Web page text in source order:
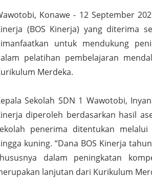
Konawe - 12 September
(BOS Kinerja) yang diterima
untuk mendukung
pelatihan pembelajaran
Merdeka.
Sekolah SDN 1 Wawotobi,
diperoleh berdasarkan hasil
penerima ditentukan
kuning. “Dana BOS Kinerja
dalam peningkatan
lanjutan dari Kurikulum